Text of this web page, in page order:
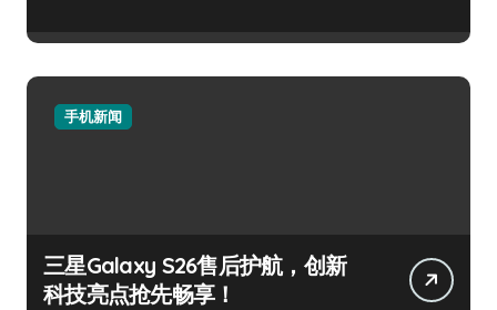
手机新闻
三星Galaxy S26售后护航，创新
科技亮点抢先畅享！